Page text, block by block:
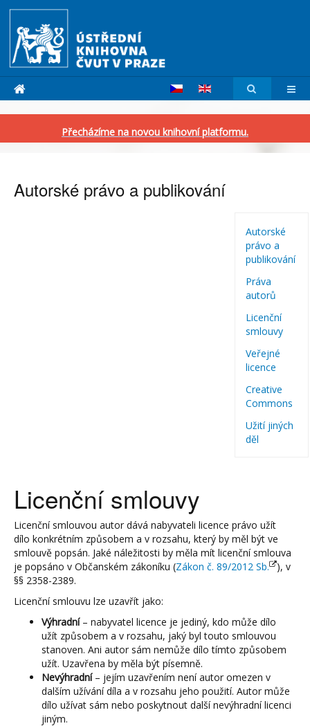
Přecházíme na novou knihovní platformu.
Autorské právo a publikování
Autorské
právo a
publikování
Práva
autorů
Licenční
smlouvy
Veřejné
licence
Creative
Commons
Užití jiných
děl
Licenční smlouvy
Licenční smlouvou autor dává nabyvateli licence právo užít
dílo konkrétním způsobem a v rozsahu, který by měl být ve
smlouvě popsán. Jaké náležitosti by měla mít licenční smlouva
je popsáno v Občanském zákoníku (Zákon č. 89/2012 Sb.
), v
§§ 2358-2389.
Licenční smlouvu lze uzavřít jako:
Výhradní– nabyvatel licence je jediný, kdo může dílo
užít způsobem a v rozsahu, jaký byl touto smlouvou
stanoven. Ani autor sám nemůže dílo tímto způsobem
užít. Uzavřena by měla být písemně.
Nevýhradní– jejím uzavřením není autor omezen v
dalším užívání díla a v rozsahu jeho použití. Autor může
dílo užívat sám nebo poskytnout další nevýhradní licenci
jiným.